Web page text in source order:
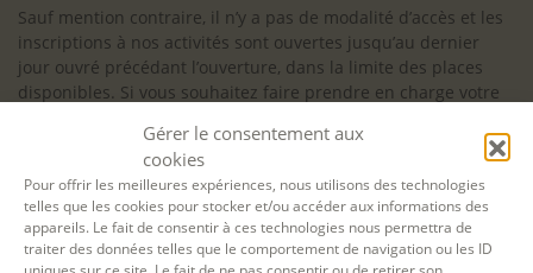
Gérer le consentement aux
cookies
Pour offrir les meilleures expériences, nous utilisons des technologies
telles que les cookies pour stocker et/ou accéder aux informations des
appareils. Le fait de consentir à ces technologies nous permettra de
traiter des données telles que le comportement de navigation ou les ID
Sauf mention contraire, il n’y a pas de modalité d’accès et les
inscriptions à nos activités sont ouvertes jusqu’au dernier
jour ouvré précédant l’ouverture, dans la limite des places
disponibles. Si vous souhaitez faire prendre en charge votre
est à effectuer au plus tard un mois avant le début de la
NOS ATELIERS
Découverte
L’école d’écriture